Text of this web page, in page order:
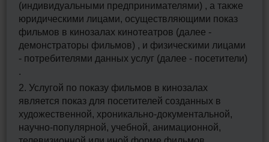
(индивидуальными предпринимателями) , а также
юридическими лицами, осуществляющими показ
фильмов в кинозалах кинотеатров (далее -
демонстраторы фильмов) , и физическими лицами
- потребителями данных услуг (далее - посетители)
.
2. Услугой по показу фильмов в кинозалах
является показ для посетителей созданных в
художественной, хроникально-документальной,
научно-популярной, учебной, анимационной,